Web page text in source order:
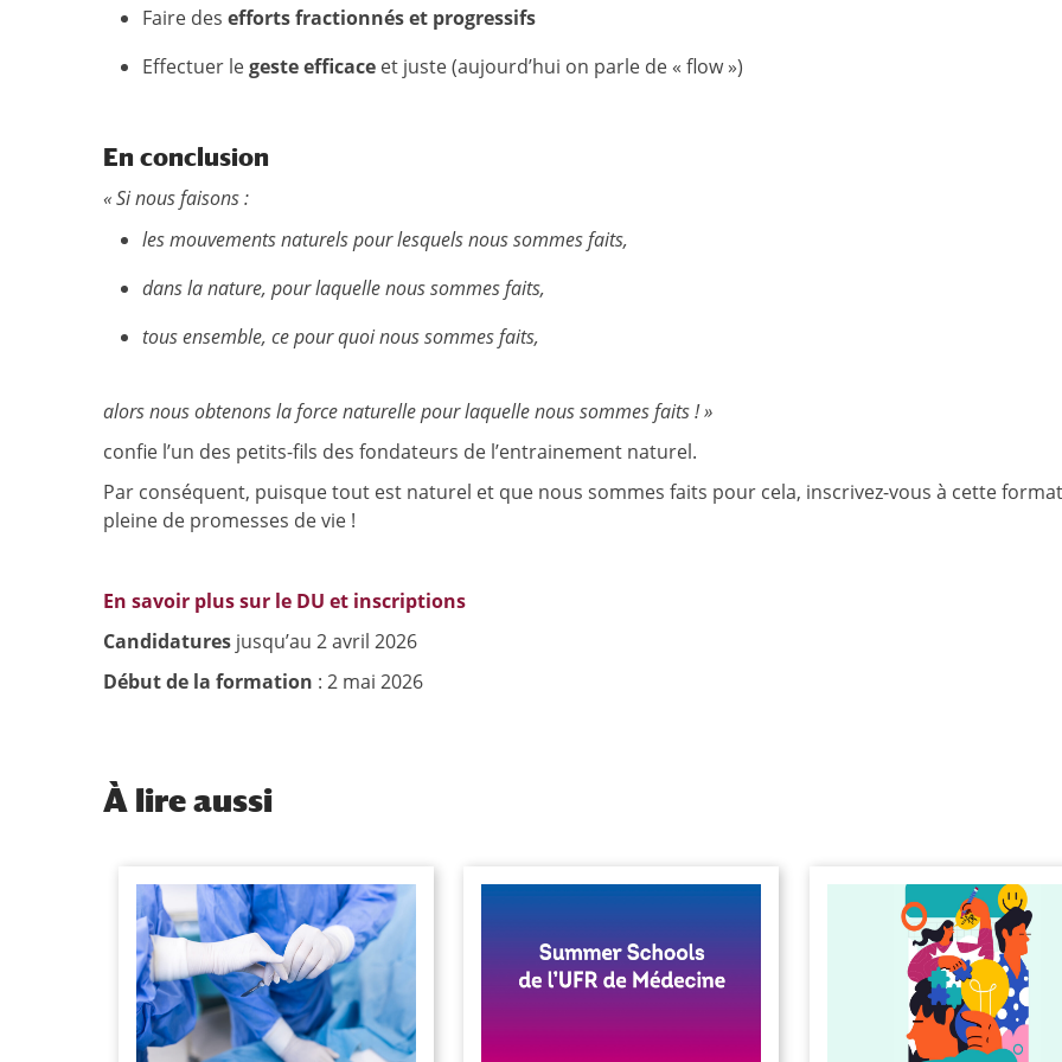
Faire desefforts fractionnéset progressifs
Effectuer legeste efficace et juste (aujourd’hui on parle de « flow »)
En conclusion
« Si nous faisons :
les mouvements naturels pour lesquels nous sommes faits,
dans la nature, pour laquelle nous sommes faits,
tous ensemble, ce pour quoi nous sommes faits,
alors nous obtenons la force naturelle pour laquelle nous sommes faits !»
confie l’un des petits-fils des fondateurs de l’entrainement naturel.
Par conséquent, puisque tout est naturel et que nous sommes faits pour cela, inscrivez-vous à cette
pleine de promesses de vie !
En savoir plus sur le DU et inscriptions
Candidatures jusqu’au 2 avril 2026
Début de la formation : 2 mai 2026
À lire aussi